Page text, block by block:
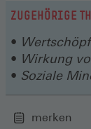
ZUGEHÖRIGE
Wirkung
Soziale
merken